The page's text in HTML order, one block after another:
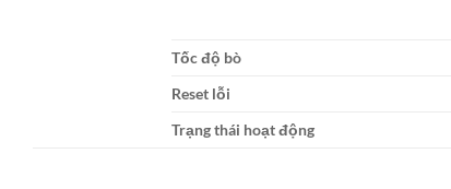
Tốc độ bò
Reset lỗi
Trạng thái hoạt động